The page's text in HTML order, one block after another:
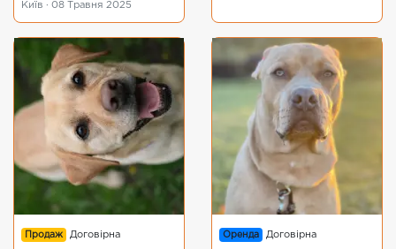
Київ · 08 Травня 2025
Продаж Договірна Оренда Договірна